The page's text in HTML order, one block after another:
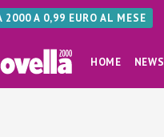
A 0,99 EURO AL MESE
HOME NEWS